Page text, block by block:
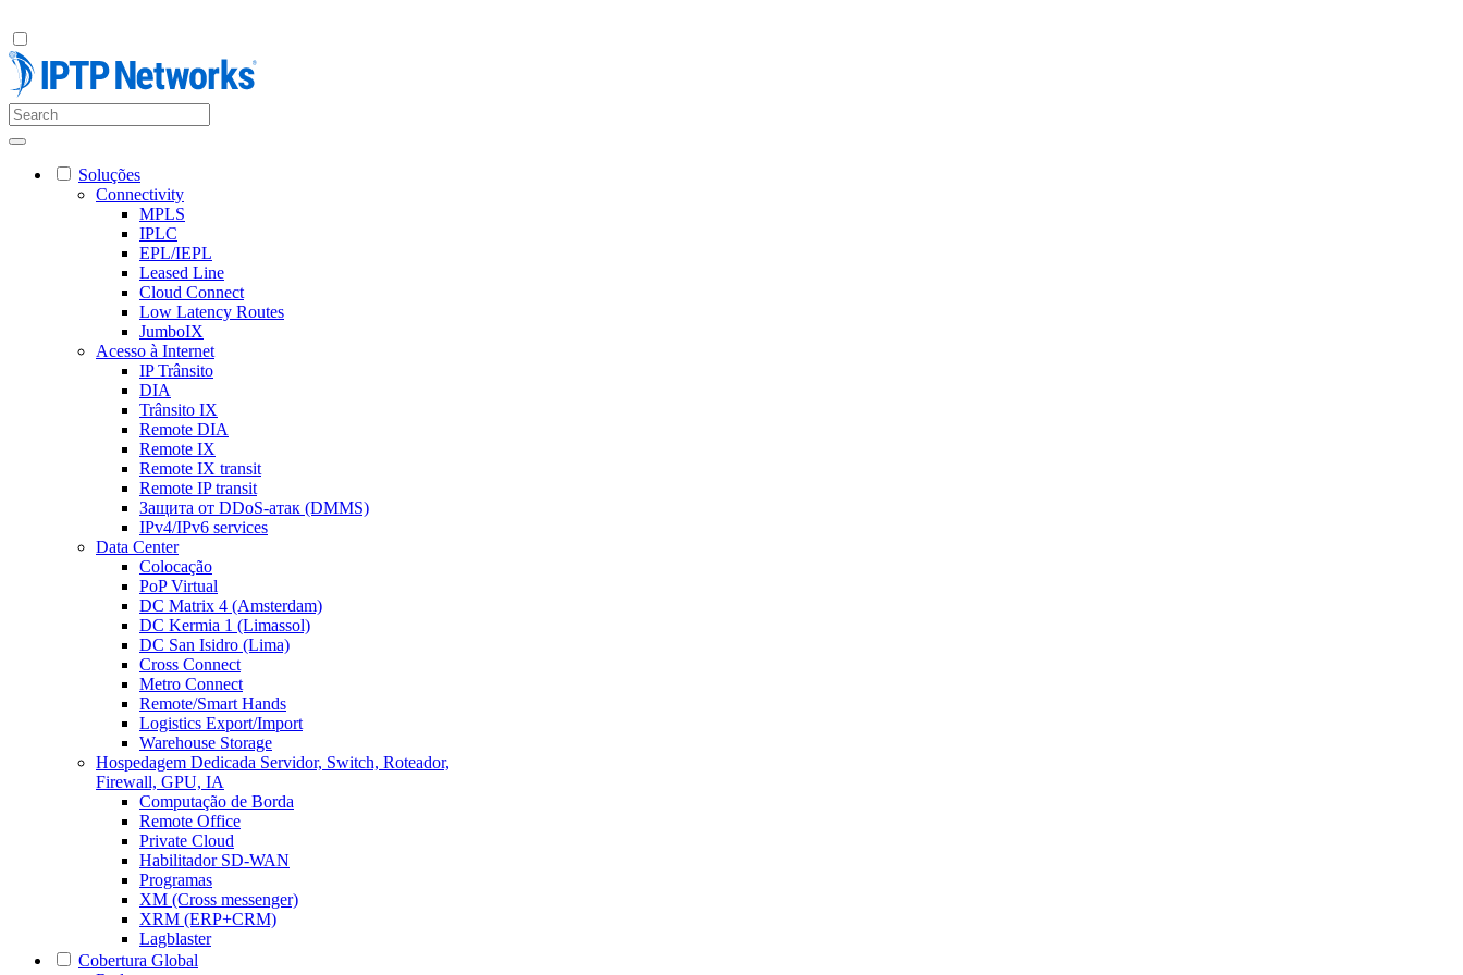
Soluções
Connectivity
MPLS
IPLC
EPL/IEPL
Leased Line
Cloud Connect
Low Latency Routes
JumboIX
Acesso à Internet
IP Trânsito
DIA
Trânsito IX
Remote DIA
Remote IX
Remote IX transit
Remote IP transit
Защита от DDoS-атак (DMMS)
IPv4/IPv6 services
Data Center
Colocação
PoP Virtual
DC Matrix 4 (Amsterdam)
DC Kermia 1 (Limassol)
DC San Isidro (Lima)
Cross Connect
Metro Connect
Remote/Smart Hands
Logistics Export/Import
Warehouse Storage
Hospedagem Dedicada Servidor, Switch, Roteador,
Firewall, GPU, IA
Computação de Borda
Remote Office
Private Cloud
Habilitador SD-WAN
Programas
XM (Cross messenger)
XRM (ERP+CRM)
Lagblaster
Cobertura Global